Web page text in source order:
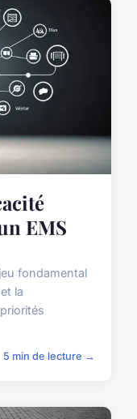
EMS
fondamental
la
5 min de lecture →